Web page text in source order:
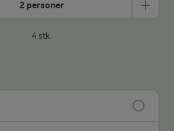
2 personer
4 stk.